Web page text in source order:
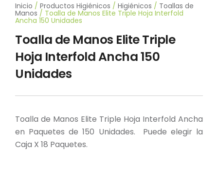
Inicio /Productos Higiénicos /Higiénicos / Toallas de
Manos / Toalla de Manos Elite Triple Hoja Interfold
Ancha 150 Unidades
Toalla de Manos Elite Triple
Hoja Interfold Ancha 150
Unidades
Toalla de Manos Elite Triple Hoja Interfold Ancha
en Paquetes de 150 Unidades. Puede elegir la
Caja X 18 Paquetes.